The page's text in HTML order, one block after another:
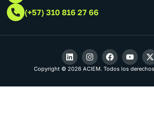
(+57) 310 816 27 66
Copyright © 2026 ACIEM. Todos los